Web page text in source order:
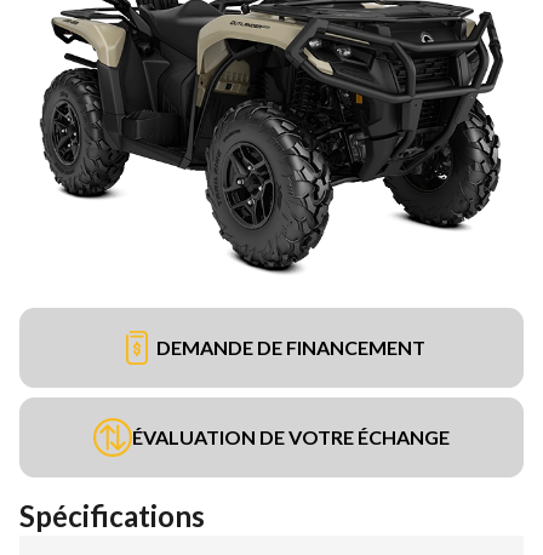
DEMANDE DE FINANCEMENT
ÉVALUATION DE VOTRE ÉCHANGE
Spécifications